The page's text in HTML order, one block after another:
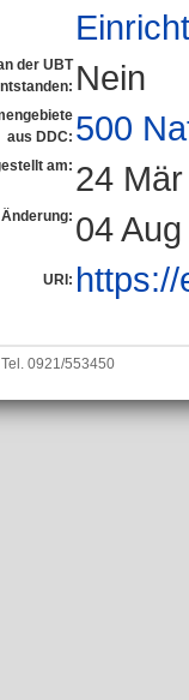
der UBT Nein
aus DDC: 500
am: 24
04
URI:
0921/553450